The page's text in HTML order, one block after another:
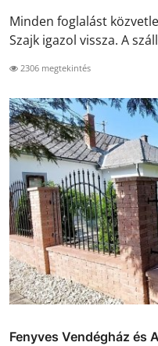
Minden foglalást
Szajk igazol vissza. A
2306 megtekintés
Fenyves Vendégház és